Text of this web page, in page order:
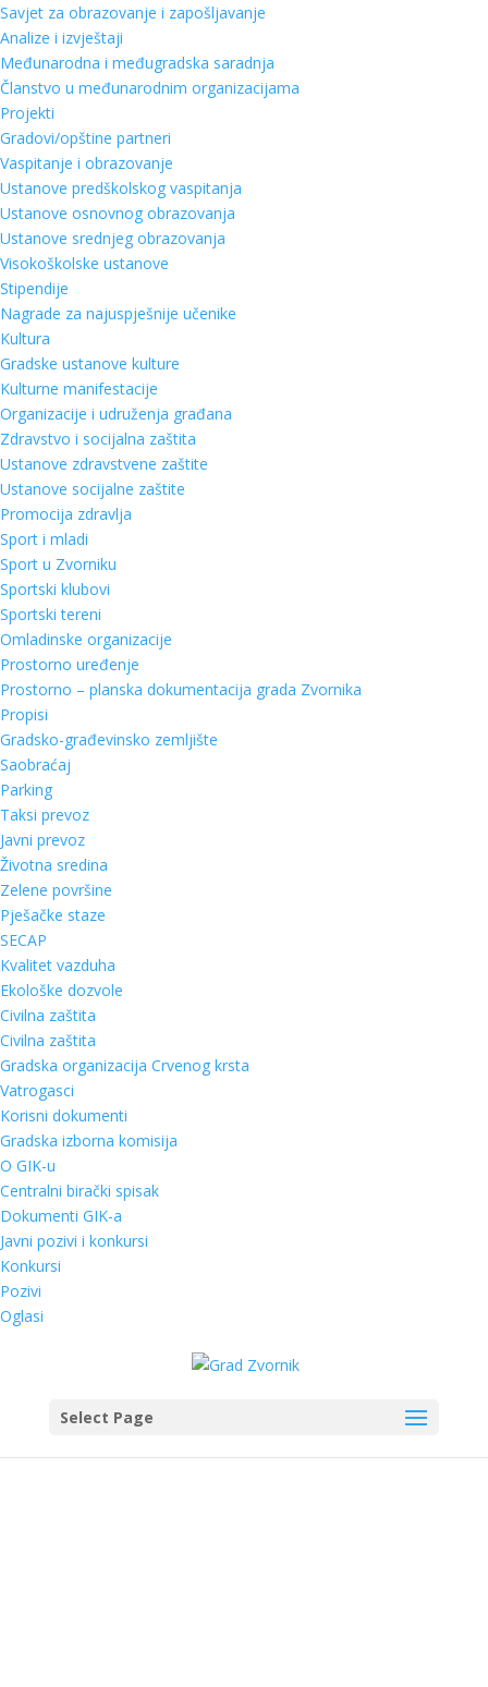
Savjet za obrazovanje i zapošljavanje
Analize i izvještaji
Međunarodna i međugradska saradnja
Članstvo u međunarodnim organizacijama
Projekti
Gradovi/opštine partneri
Vaspitanje i obrazovanje
Ustanove predškolskog vaspitanja
Ustanove osnovnog obrazovanja
Ustanove srednjeg obrazovanja
Visokoškolske ustanove
Stipendije
Nagrade za najuspješnije učenike
Kultura
Gradske ustanove kulture
Kulturne manifestacije
Organizacije i udruženja građana
Zdravstvo i socijalna zaštita
Ustanove zdravstvene zaštite
Ustanove socijalne zaštite
Promocija zdravlja
Sport i mladi
Sport u Zvorniku
Sportski klubovi
Sportski tereni
Omladinske organizacije
Prostorno uređenje
Prostorno – planska dokumentacija grada Zvornika
Propisi
Gradsko-građevinsko zemljište
Saobraćaj
Parking
Taksi prevoz
Javni prevoz
Životna sredina
Zelene površine
Pješačke staze
SECAP
Kvalitet vazduha
Ekološke dozvole
Civilna zaštita
Civilna zaštita
Gradska organizacija Crvenog krsta
Vatrogasci
Korisni dokumenti
Gradska izborna komisija
O GIK-u
Centralni birački spisak
Dokumenti GIK-a
Javni pozivi i konkursi
Konkursi
Pozivi
Oglasi
Select Page